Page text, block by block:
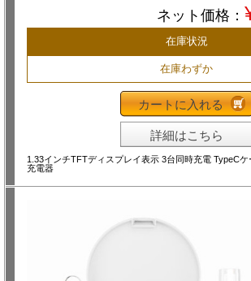
ネット価格：
在庫状況
在庫わずか
カートに入れる
詳細はこちら
1.33インチTFTディスプレイ表示 3台同時充電 TypeC
充電器